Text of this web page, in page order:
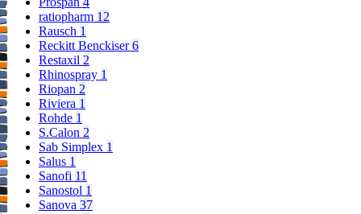
ratiopharm 12
Rausch 1
Reckitt Benckiser6
Restaxil 2
Rhinospray 1
Riopan 2
Riviera 1
Rohde 1
S.Calon 2
Sab Simplex 1
Salus 1
Sanofi 11
Sanostol 1
Sanova 37